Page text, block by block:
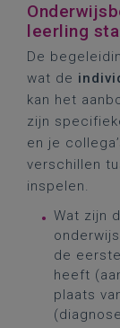
leerling
De
wat de
kan het
zijn
en je
verschillen
inspelen.
Wat zijn
de
heeft
plaats